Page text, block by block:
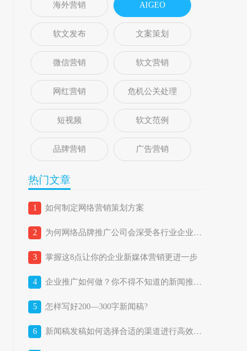
海外营销 AIGEO
软文发布 文案策划
微信营销 软文营销
网红营销 危机公关处理
短视频 软文范例
品牌营销 广告营销
热门文章
1 如何制定网络营销策划方案
2 为何网络品牌推广公司会深受各行业企业喜爱？
3 掌握这8点让你的企业新媒体营销更进一步
4 企业推广如何做？你不得不知道的新闻推广五大优势！
5 怎样写好200—300字新闻稿?
6 新闻稿发稿如何选择合适的渠道进行高效投放？